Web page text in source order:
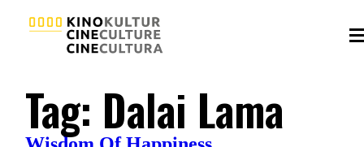
Tag: Dalai Lama